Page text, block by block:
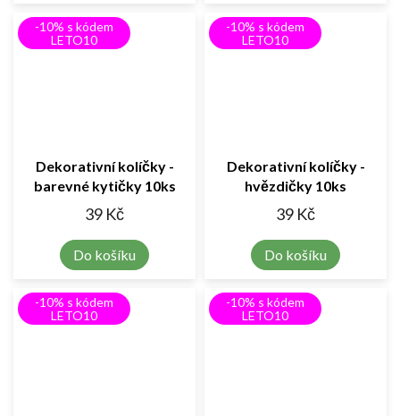
-10% s kódem
LETO10
Dekorativní kolíčky -
barevné kytičky 10ks
39 Kč
Do košíku
-10% s kódem
LETO10
Dekorativní kolíčky -
hvězdičky 10ks
39 Kč
Do košíku
-10% s kódem
LETO10
-10% s kódem
LETO10